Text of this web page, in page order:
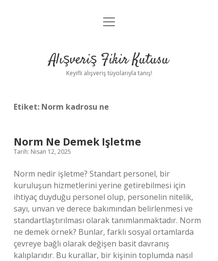
Anasayfa
Yasal Uyarı
menüyü
Alışveriş Fikir Kutusu
Keyifli alışveriş tüyolarıyla tanış!
Etiket: Norm kadrosu ne
Norm Ne Demek Işletme
Tarih: Nisan 12, 2025
Norm nedir işletme? Standart personel, bir
kuruluşun hizmetlerini yerine getirebilmesi için
ihtiyaç duyduğu personel olup, personelin nitelik,
sayı, unvan ve derece bakımından belirlenmesi ve
standartlaştırılması olarak tanımlanmaktadır. Norm
ne demek örnek? Bunlar, farklı sosyal ortamlarda
çevreye bağlı olarak değişen basit davranış
kalıplarıdır. Bu kurallar, bir kişinin toplumda nasıl